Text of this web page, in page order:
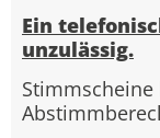
Ein
unzulässig.